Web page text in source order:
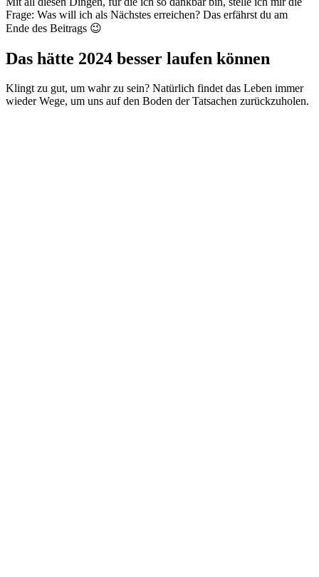
Frage: Was will ich als Nächstes erreichen? Das erfährst du am
Ende des Beitrags 😉
Das hätte 2024 besser laufen können
Klingt zu gut, um wahr zu sein? Natürlich findet das Leben immer
wieder Wege, um uns auf den Boden der Tatsachen zurückzuholen.